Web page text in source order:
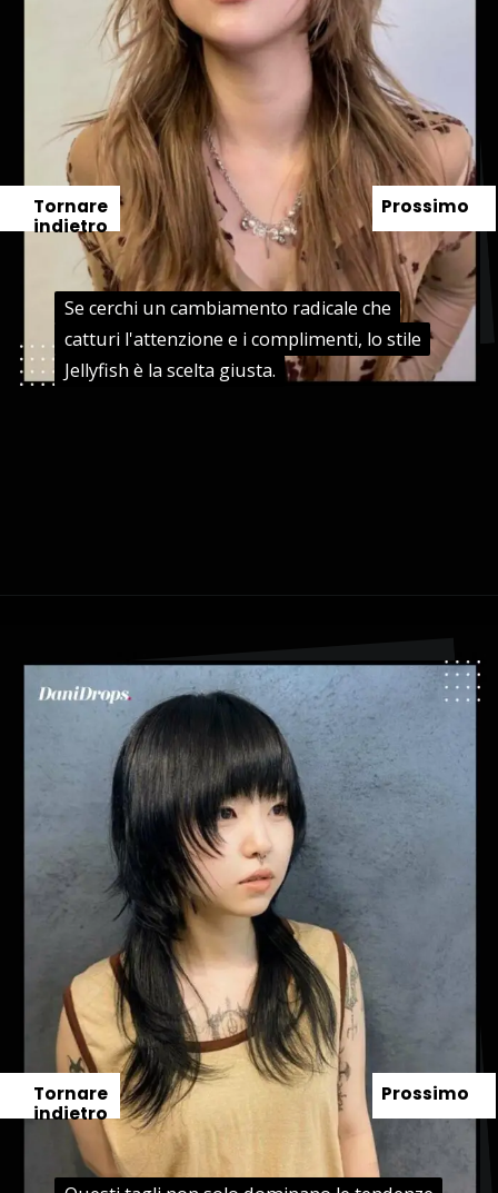
Se cerchi un cambiamento radicale che
catturi l'attenzione e i complimenti, lo stile
Jellyfish è la scelta giusta.
Se cerchi un cambiamento radicale che
catturi l'attenzione e i complimenti, lo stile
Jellyfish è la scelta giusta.
Prossimo
Tornare
indietro
Prossimo
Tornare
indietro